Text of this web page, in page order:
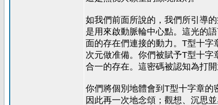
如我們前面所說的，我們所引導
是用來啟動脈輪中心點。這光的
面的存在們連接的動力。T型十
次元做准備。你們被賦予T型十
合一的存在。這密碼被認知為打
你們將個別地體會到T型十字章
因此再一次地念頌；觀想、沉思